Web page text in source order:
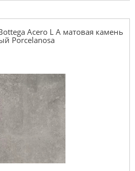
Acero L A матовая камень
Porcelanosa